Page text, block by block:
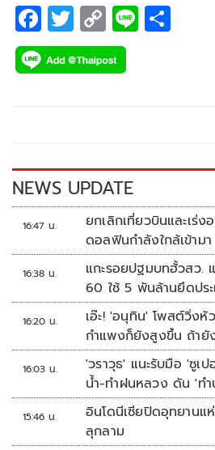
F
ac
e
k
T
wi
tt
C
o
p
k
Li
NEWS UPDATE
16:47 น.
ยกเลิกเที่ยวบินและเร่
ดอลฟินกำลังใกล้เข้ามา
16:38 น.
แกะรอยปฐมบทฮั้วสว.
60 ใช้ 5 พันล้านยึดปร
16:20 น.
เอ๊ะ! 'อนุทิน' โพสต์วิ่ง
กำแพงก็ยังสูงขึ้น ถ้ายั
หัวอีก
16:03 น.
'วราวุธ' แนะรับมือ 'ซูเ
น้ำ-ทำฝนหลวง ดัน 'ทำ
15:46 น.
อินโดนีเซียปิดอุทยานแ
ลุกลาม